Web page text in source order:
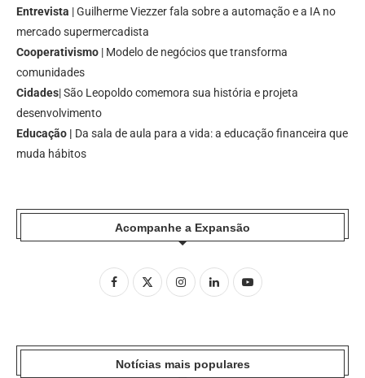
Entrevista | Guilherme Viezzer fala sobre a automação e a IA no
mercado supermercadista
Cooperativismo | Modelo de negócios que transforma
comunidades
Cidades| São Leopoldo comemora sua história e projeta
desenvolvimento
Educação | Da sala de aula para a vida: a educação financeira que
muda hábitos
Acompanhe a Expansão
Notícias mais populares